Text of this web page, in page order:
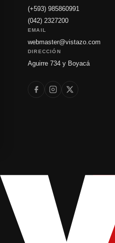
(+593) 985860991
(042) 2327200
EMAIL
webmaster@vistazo.com
DIRECCIÓN
Aguirre 734 y Boyacá